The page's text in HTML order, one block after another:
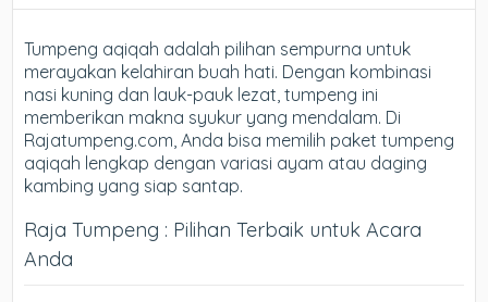
Tumpeng aqiqah adalah pilihan sempurna untuk
merayakan kelahiran buah hati. Dengan kombinasi
nasi kuning dan lauk-pauk lezat, tumpeng ini
memberikan makna syukur yang mendalam. Di
Rajatumpeng.com, Anda bisa memilih paket tumpeng
aqiqah lengkap dengan variasi ayam atau daging
kambing yang siap santap.
Raja Tumpeng : Pilihan Terbaik untuk Acara
Anda